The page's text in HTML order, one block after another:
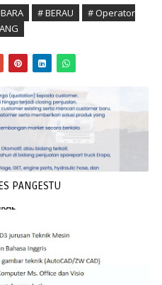
# BERAU
# Operator
PANGESTU